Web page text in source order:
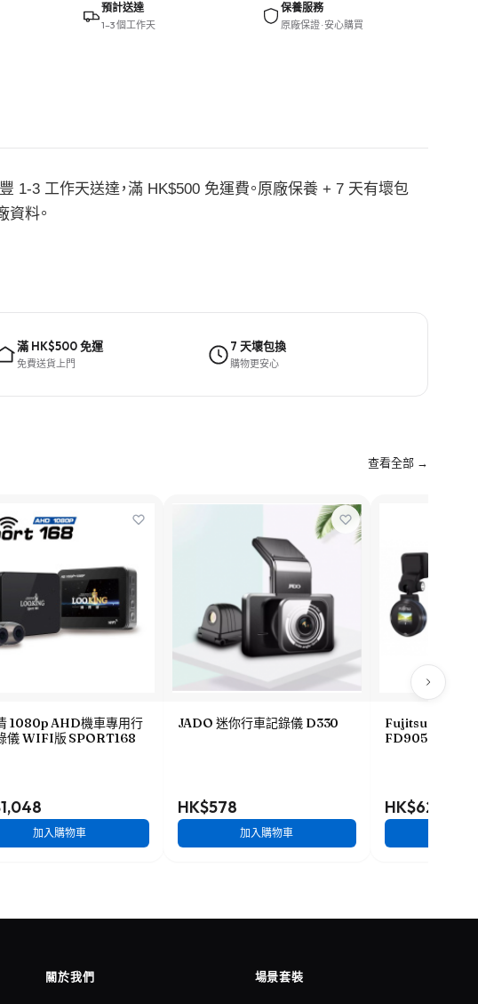
預計送達
1–3 個工作天
保養服務
原廠保證 · 安心購買
1-3 工作天送達，滿 HK$500 免運費。原廠保養 + 7 天有壞包
資料。
滿 HK$500 免運
免費送貨上門
7 天壞包換
購物更安心
查看全部 →
1080p AHD機車專用行
儀 WIFI版 SPORT168
加入購物車
JADO 迷你行車記錄儀 D330
HK$578
加入購物車
Fujitsu 全高清
FD905
HK$628
關於我們 場景套裝